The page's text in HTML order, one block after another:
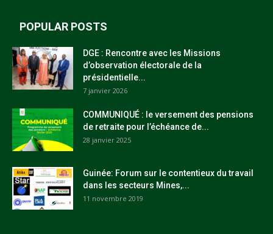
POPULAR POSTS
DGE : Rencontre avec les Missions
d’observation électorale de la
présidentielle...
7 janvier 2026
COMMUNIQUÉ : le versement des pensions
de retraite pour l’échéance de...
28 janvier 2025
Guinée: Forum sur le contentieux du travail
dans les secteurs Mines,...
11 novembre 2019